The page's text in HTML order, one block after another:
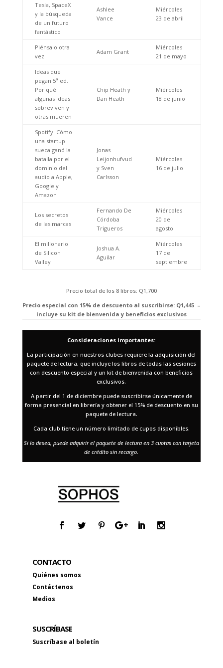
Tesla, SpaceX
y la búsqueda
de un futuro
fantástico
Ashlee
Vance
Miércoles
23 de abril
Piénsalo otra
vez
Adam Grant
Miércoles
21 de mayo
Ideas que
pegan 5ª ed.
Por qué
algunas ideas
sobreviven y
otras mueren
Chip Heath y
Dan Heath
Miércoles
18 de junio
Spotify: Cómo
una startup
sueca ganó la
batalla por el
dominio del
audio a Apple,
Google y
Amazon
Jonas
Leijonhufvud
y Sven
Carlsson
Miércoles
16 de julio
Los secretos
de las marcas
Fernando De
Córdoba
Trigueros
Miércoles
20 de
agosto
El millonario
de Silicon
Valley
Joshua A.
Aguilar
Miércoles
17 de
septiembre
Precio total de los 8 libros: Q1,700
Precio especial con 15% de descuento al suscribirse: Q1,445 –
incluye su kit de bienvenida y beneficios exclusivos
Consideraciones importantes:
La participación en nuestros clubes requiere la adquisición del
paquete de lectura, que incluye los libros de todas las sesiones
con descuento especial y un kit de bienvenida con beneficios
exclusivos.
A partir del 1 de diciembre puede suscribirse únicamente de
forma presencial en librería y obtener el 15% de descuento en su
paquete de lectura.
Cada club tiene un número limitado de cupos disponibles.
Si lo desea, puede adquirir el paquete de lectura en 3 cuotas con tarjeta
de crédito sin recargo.
CONTACTO
Quiénes somos
Contáctenos
Medios
SUSCRÍBASE
Suscríbase al boletín